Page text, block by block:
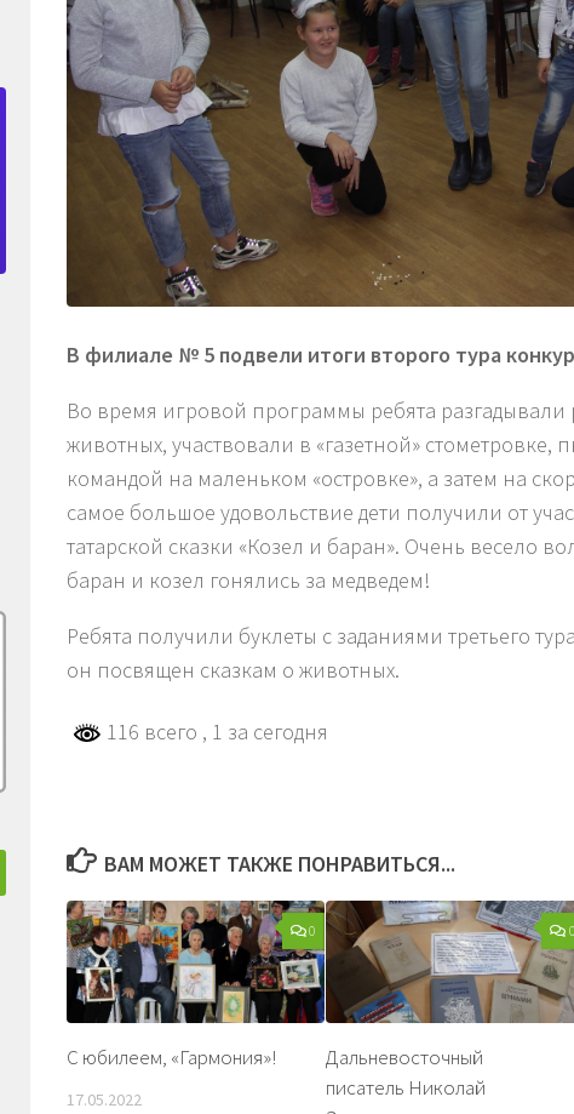
В филиале № 5 подвели итоги второго тура
Во время игровой программы ребята разгадывали
животных, участвовали в «газетной» стометровке,
командой на маленьком «островке», а затем на
самое большое удовольствие дети получили от
татарской сказки «Козел и баран». Очень весело
баран и козел гонялись за медведем!
Ребята получили буклеты с заданиями третьего
он посвящен сказкам о животных.
116 всего , 1 за сегодня
ВАМ МОЖЕТ ТАКЖЕ ПОНРАВИТЬСЯ...
0
С юбилеем, «Гармония»!
17.05.2022
0
Дальневосточный
писатель Николай